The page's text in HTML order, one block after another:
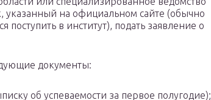
указанный на официальном сайте (обычно
в институт), подать заявление о
документы:
об успеваемости за первое полугодие);